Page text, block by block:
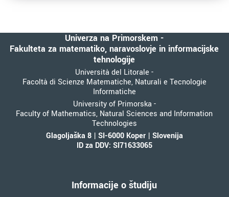
Univerza na Primorskem -
Fakulteta za matematiko, naravoslovje in informacijske
tehnologije
Università del Litorale -
Facoltà di Scienze Matematiche, Naturali e Tecnologie
Informatiche
University of Primorska -
Faculty of Mathematics, Natural Sciences and Information
Technologies
Glagoljaška 8 | SI-6000 Koper | Slovenija
ID za DDV: SI71633065
Informacije o študiju